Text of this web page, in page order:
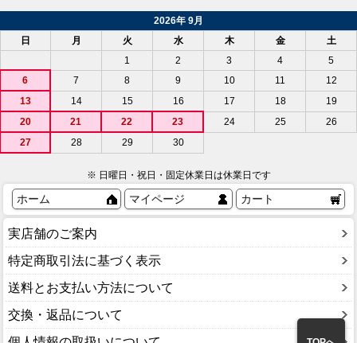
2026年 9月
日
月 火 水 木 金
土
1
2 3 4
5
6
7 8 9 10 11
12
13
14 15 16 17 18
19
20
21 22 23 24 25
26
27
28 29 30
※ 日曜日・祝日・固定休業日は休業日です
ホーム マイページ カート
実店舗のご案内
特定商取引法に基づく表示
送料とお支払い方法について
交換・返品について